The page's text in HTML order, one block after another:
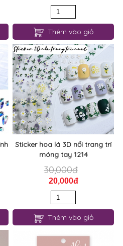
Thêm vào giỏ
Sticker hoa lá 3D nổi trang trí
móng tay 1214
30,000đ
20,000đ
Thêm vào giỏ